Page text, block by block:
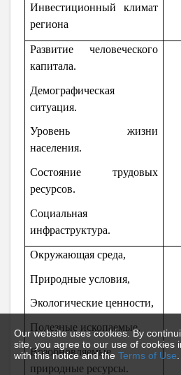
Our website uses cookies. By
site, you agree to our use of cookies
with this notice and the Terms of Use
Инвестиционный климат
региона
Развитие человеческого
капитала.
Демографическая
ситуация.
Уровень жизни
населения.
Состояние трудовых
ресурсов.
Социальная
инфраструктура.
Окружающая среда,
Природные условия,
Экологические ценности,
Полезные ископаемые,
Возобновляемые
природные ресурсы.